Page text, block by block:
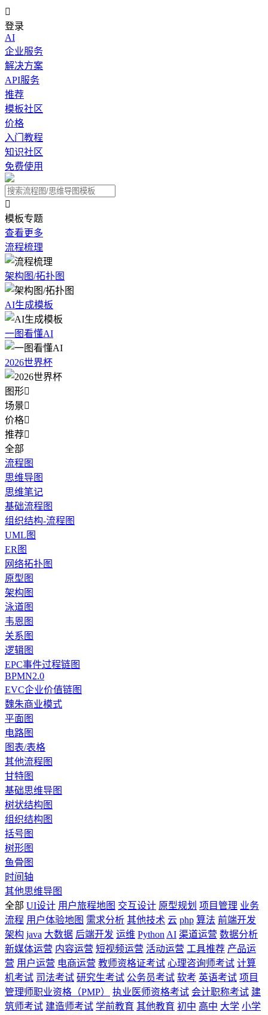

登录
AI
企业服务
解决方案
API服务
推荐
模板社区
价格
入门教程
知识社区
免费使用

模板专题
查看更多
流程梳理
架构图/拓扑图
AI生成模板
一图看懂AI
2026世界杯
图形
场景
价格
推荐
全部
流程图
思维导图
思维笔记
基础流程图
组织结构-流程图
UML图
ER图
网络拓扑图
原型图
架构图
泳道图
韦恩图
关系图
逻辑图
EPC事件过程链图
BPMN2.0
EVC企业价值链图
魏朱商业模式
平面图
电路图
图表/表格
其他流程图
甘特图
基础思维导图
树状结构图
组织结构图
括号图
树形图
鱼骨图
时间轴
其他思维导图
全部 UI设计 用户旅程地图 交互设计 原型规划 项目管理 业务
流程 用户体验地图 需求分析 其他技术 云 php 算法 前端开发
架构 java 大数据 后端开发 运维 Python AI 渠道运营 数据分析
新媒体运营 内容运营 短视频运营 活动运营 工具推荐 产品运
营 用户运营 电商运营 教师资格证考试 心理咨询师考试 计算
机考试 司法考试 研究生考试 公务员考试 软考 英语考试 项目
管理师职业资格（PMP）
执业医师资格考试 会计职称考试 建
筑师考试 建造师考试 学前教育 其他教育 初中 高中 大学 小学